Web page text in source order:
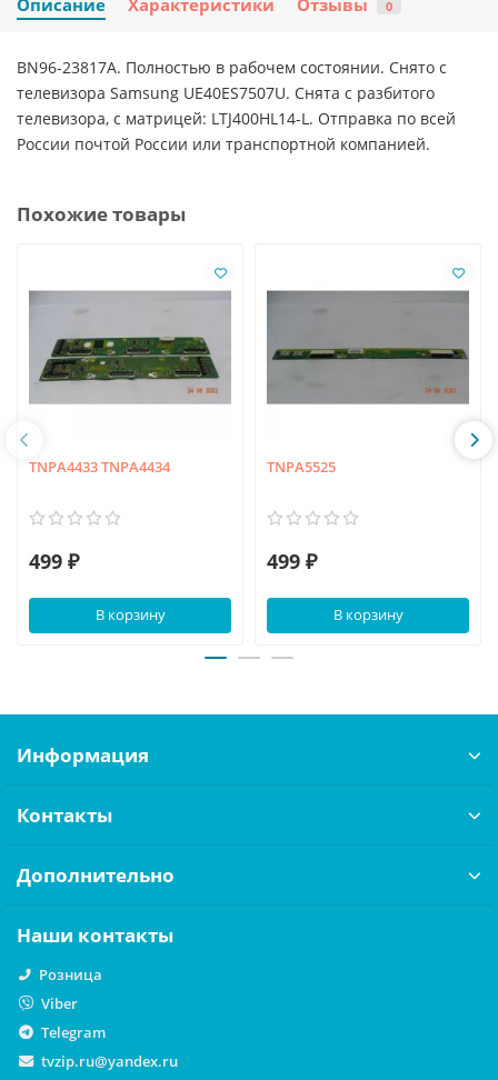
Описание Характеристики Отзывы 0
BN96-23817A. Полностью в рабочем состоянии. Снято с
телевизора Samsung UE40ES7507U. Снята с разбитого
телевизора, с матрицей: LTJ400HL14-L. Отправка по всей
России почтой России или транспортной компанией.
Похожие товары
TNPA4433 TNPA4434
499 ₽
В корзину
TNPA5525
499 ₽
В корзину
Информация
Контакты
Дополнительно
Наши контакты
Розница
Viber
Telegram
tvzip.ru@yandex.ru